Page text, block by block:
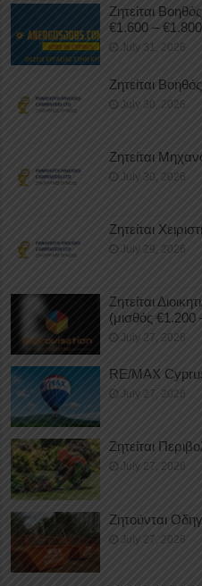
Ζητείται
€1.600 –
July 31, 2026
Ζητείται
July 30, 2026
Ζητείται
July 30, 2026
Ζητείται
July 29, 2026
Ζητείται
(μισθός
July 27, 2026
RE/MAX
July 27, 2026
Ζητείται
July 27, 2026
Ζητούνται
July 27, 2026